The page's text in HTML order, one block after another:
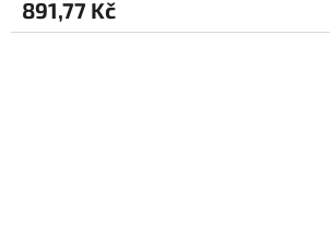
891,77 Kč